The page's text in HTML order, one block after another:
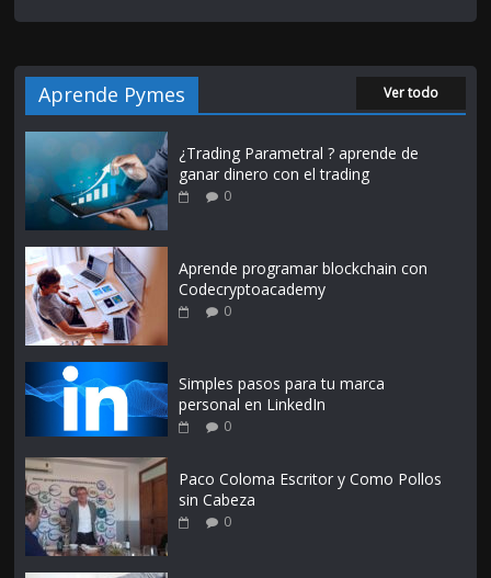
Aprende Pymes Ver todo
¿Trading Parametral ? aprende de
ganar dinero con el trading
0
Aprende programar blockchain con
Codecryptoacademy
0
Simples pasos para tu marca
personal en LinkedIn
0
Paco Coloma Escritor y Como Pollos
sin Cabeza
0